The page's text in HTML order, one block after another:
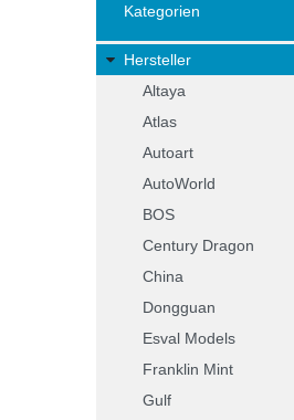
Kategorien
Hersteller
Altaya
Atlas
Autoart
AutoWorld
BOS
Century Dragon
China
Dongguan
Esval Models
Franklin Mint
Gulf